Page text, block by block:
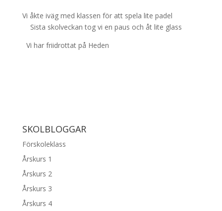
Vi åkte iväg med klassen för att spela lite padel
Sista skolveckan tog vi en paus och åt lite glass
Vi har friidrottat på Heden
SKOLBLOGGAR
Förskoleklass
Årskurs 1
Årskurs 2
Årskurs 3
Årskurs 4